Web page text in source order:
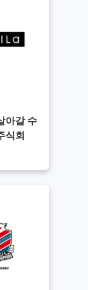
아갈 수
식회